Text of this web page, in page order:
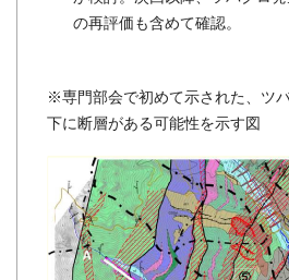
の再評価も含めて確認。
※専門部会で初めて示された、ツ
下に断層がある可能性を示す図